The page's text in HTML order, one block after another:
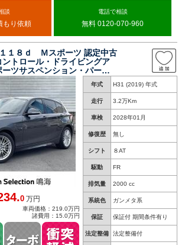
談
もり依頼
電話で相談
無料 0120-070-960
１８ｄ Ｍスポーツ 認定中古
トロール・ドライビングア
ツサスペンション・パーキ
ディスタンスコントロー
ルミホイール・バックカメ
年式 H31 (2019) 年式
走行 3.2万Km
車検 2028年01月
修復歴 無し
シフト ８AT
駆動 FR
排気量 2000 cc
系統色 ガンメタ系
保証 保証付 期間条件有り
法定整備 法定整備付
0 万円
車両価格：219.0万円
諸費用：15.0万円